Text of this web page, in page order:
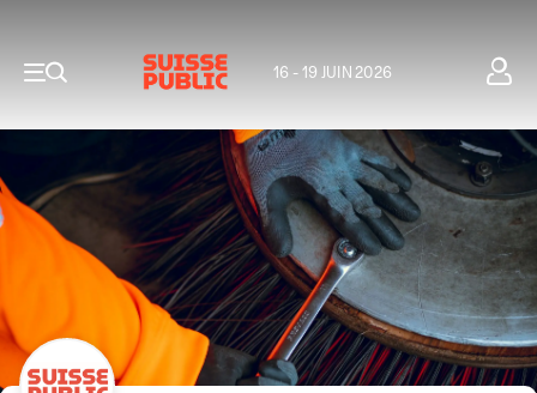
16 - 19 JUIN 2026